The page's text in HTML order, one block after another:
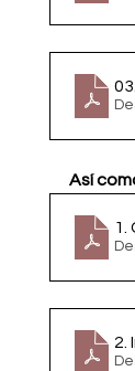
Así
1.
2.